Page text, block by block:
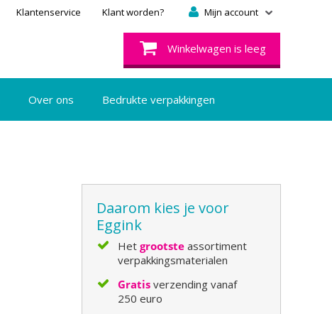
Mijn account
Klantenservice Klant worden?
Winkelwagen is leeg
Over ons Bedrukte verpakkingen
Daarom kies je voor
Eggink
Hetgrootste assortiment
verpakkingsmaterialen
Gratis verzending vanaf
250 euro